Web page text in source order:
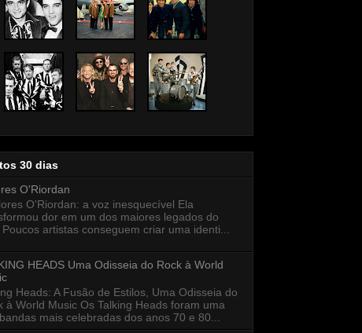
30 dias
O'Riordan
O'Riordan: a voz inesquecível Ela
dor em um dos maiores legados do
Poucos artistas conseguem criar uma identi...
HEADS Uma Odisseia do Rock à World
Heads: A Fusão de Estilos, Uma Odisseia do
à World Music Os Talking Heads foram uma
mais celebradas dos anos 70 e 80...